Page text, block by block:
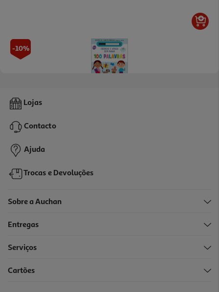
-10%
Livro Escreve E Apaga Sem Parar - 100 Palavras De Toni Stemp
12,15 € PVP de editor
10,94 €
-10%
Lojas
Contacto
Ajuda
Trocas e Devoluções
Sobre a Auchan
Entregas
Serviços
Cartões